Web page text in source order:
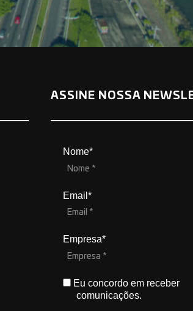
ASSINE NOSSA
Nome*
Email*
Empresa*
Eu concordo em receber
comunicações.